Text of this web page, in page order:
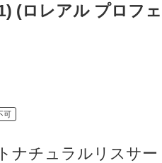
(ロレアル プロフェ
可
ナチュラルリスサー